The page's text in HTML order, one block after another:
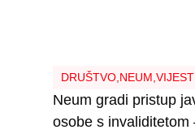
DRUŠTVO, NEUM
Neum gradi pristup
osobe s invaliditetom